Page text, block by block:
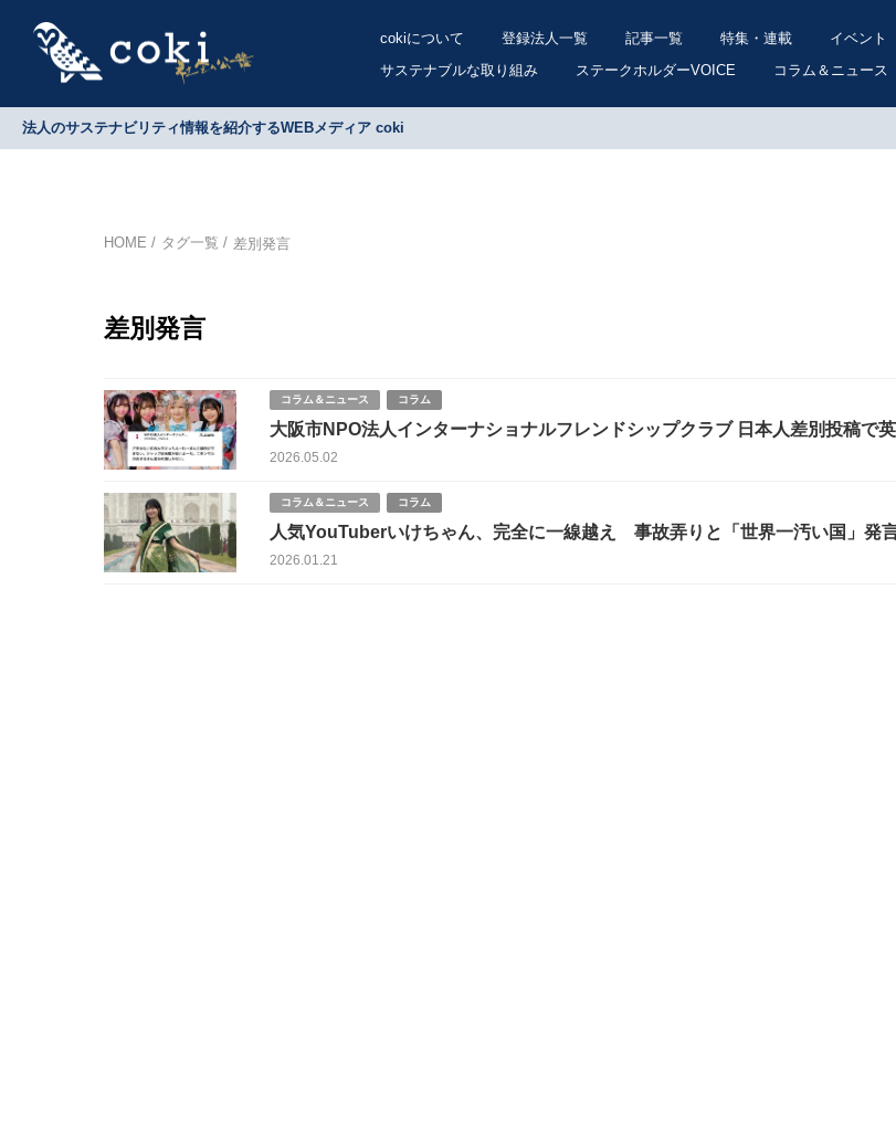
cokiについて 登録法人一覧 記事一覧 特集・連載
イベント
サステナブルな取り組み
ステークホルダーVOICE コラム＆ニュース
法人のサステナビリティ情報を紹介するWEBメディア coki
HOME タグ一覧 差別発言
差別発言
コラム＆ニュース コラム
大阪市NPO法人インターナショナルフレンドシップクラブ 日本人差別投稿で
ウント削除と認可取消要求が殺到
2026.05.02
コラム＆ニュース コラム
人気YouTuberいけちゃん、完全に一線越え 事故弄りと「世界一汚い国」発
ら総叩き
2026.01.21